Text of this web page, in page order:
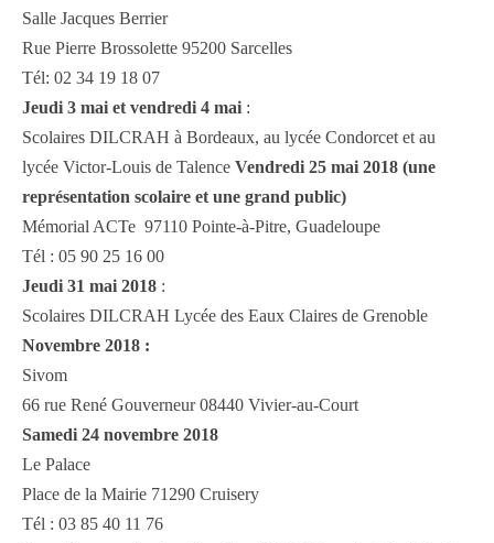
Salle Jacques Berrier
Rue Pierre Brossolette 95200 Sarcelles
Tél: 02 34 19 18 07
Jeudi 3 mai et vendredi 4 mai :
Scolaires DILCRAH à Bordeaux, au lycée Condorcet et au
lycée Victor-Louis de Talence Vendredi 25 mai 2018 (une
représentation scolaire et une grand public)
Mémorial ACTe 97110 Pointe-à-Pitre, Guadeloupe
Tél : 05 90 25 16 00
Jeudi 31 mai 2018 :
Scolaires DILCRAH Lycée des Eaux Claires de Grenoble
Novembre 2018 :
Sivom
66 rue René Gouverneur 08440 Vivier-au-Court
Samedi 24 novembre 2018
Le Palace
Place de la Mairie 71290 Cruisery
Tél : 03 85 40 11 76